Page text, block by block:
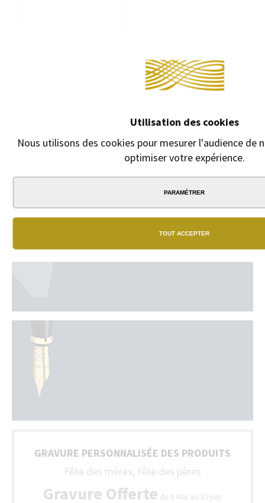
Utilisation des cookies
Nous utilisons des cookies pour mesurer l'audience de
optimiser votre expérience.
PARAMÉTRER
TOUT ACCEPTER
1,70 €
GRAVURE PERSONNALISÉE DES PRODUITS
Fête des mères, fête des pères
Gravure Offerte du 8 Mai au 30 juin